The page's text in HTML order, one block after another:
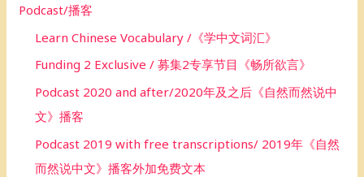
Podcast/播客
Learn Chinese Vocabulary /《学中文词汇》
Funding 2 Exclusive / 募集2专享节目《畅所欲言》
Podcast 2020 and after/2020年及之后《自然而然说中
文》播客
Podcast 2019 with free transcriptions/ 2019年《自然
而然说中文》播客外加免费文本